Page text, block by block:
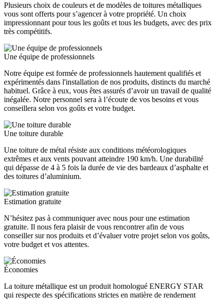
Plusieurs choix de couleurs et de modèles de toitures métalliques
vous sont offerts pour s’agencer à votre propriété. Un choix
impressionnant pour tous les goûts et tous les budgets, avec des prix
très compétitifs.
Une équipe de professionnels
Notre équipe est formée de professionnels hautement qualifiés et
expérimentés dans l'installation de nos produits, distincts du marché
habituel. Grâce à eux, vous êtes assurés d’avoir un travail de qualité
inégalée. Notre personnel sera à l’écoute de vos besoins et vous
conseillera selon vos goûts et votre budget.
Une toiture durable
Une toiture de métal résiste aux conditions météorologiques
extrêmes et aux vents pouvant atteindre 190 km/h. Une durabilité
qui dépasse de 4 à 5 fois la durée de vie des bardeaux d’asphalte et
des toitures d’aluminium.
Estimation gratuite
N’hésitez pas à communiquer avec nous pour une estimation
gratuite. Il nous fera plaisir de vous rencontrer afin de vous
conseiller sur nos produits et d’évaluer votre projet selon vos goûts,
votre budget et vos attentes.
Économies
La toiture métallique est un produit homologué ENERGY STAR
qui respecte des spécifications strictes en matière de rendement